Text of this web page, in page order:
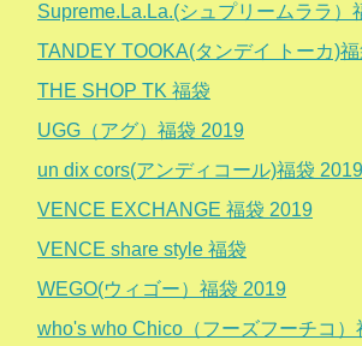
Supreme.La.La.(シュプリームララ）
TANDEY TOOKA(タンデイ トーカ)
THE SHOP TK 福袋
UGG（アグ）福袋 2019
un dix cors(アンディコール)福袋 2019
VENCE EXCHANGE 福袋 2019
VENCE share style 福袋
WEGO(ウィゴー）福袋 2019
who's who Chico（フーズフーチコ）